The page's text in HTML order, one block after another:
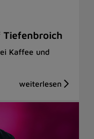
Kaffee und